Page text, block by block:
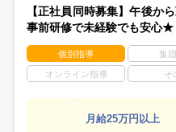
【正社員同時募集】午後か
事前研修で未経験でも安心★
個別指導 集
オンライン指導 そ
月給25万円以上